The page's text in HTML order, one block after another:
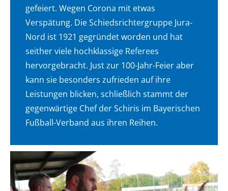
gefeiert. Wegen Corona mit etwas
Verspätung. Die Schiedsrichtergruppe Jura-
Nord ist 1921 gegründet worden und hat
seither viele hochklassige Referees
hervorgebracht. Just zur 100-Jahr-Feier aber
kann sie besonders zufrieden auf ihre
Leistungen blicken, schließlich stammt der
gegenwärtige Chef der Schiris im Bayerischen
Fußball-Verband aus ihren Reihen.